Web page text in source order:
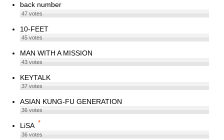
back number
47votes
10-FEET
45votes
MAN WITH A MISSION
43votes
KEYTALK
37votes
ASIAN KUNG-FU GENERATION
36votes
LiSA *
36votes